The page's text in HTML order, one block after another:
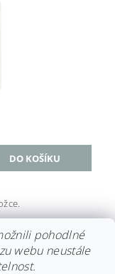
pohodlné
webu neustále